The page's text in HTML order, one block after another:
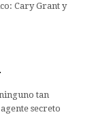
Cary Grant y
tan
secreto